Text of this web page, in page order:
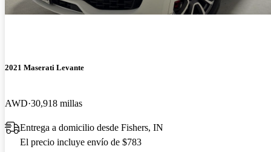
2021 Maserati Levante
AWD 30,918 millas
Entrega a domicilio desde Fishers, IN
El precio incluye envío de $783